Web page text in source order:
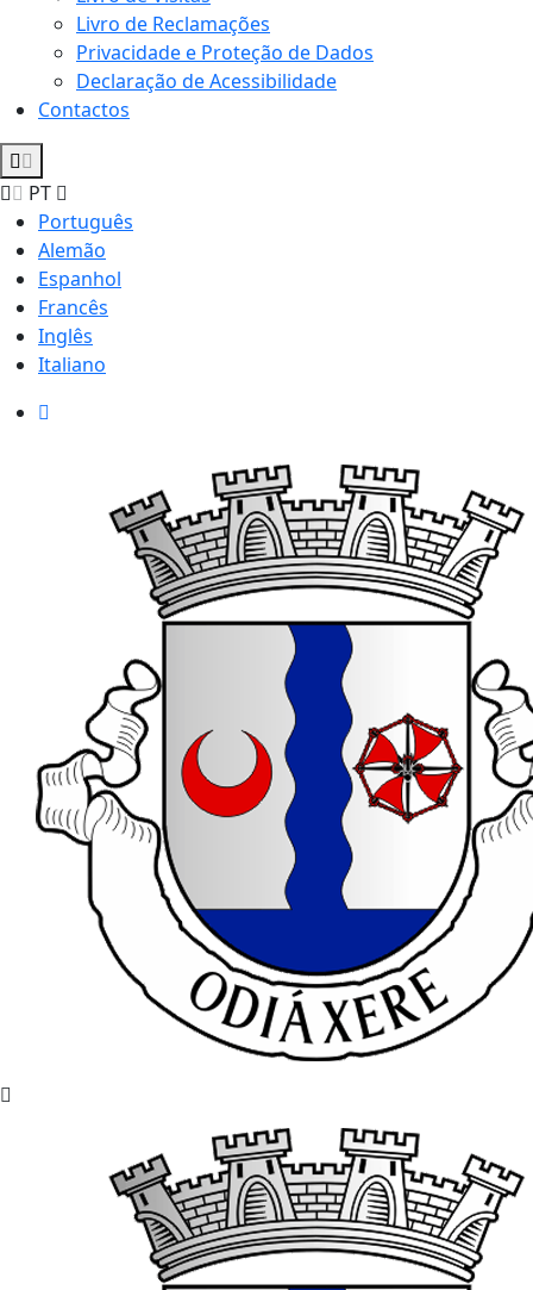
Livro de Reclamações
Privacidade e Proteção de Dados
Declaração de Acessibilidade
Contactos
PT
Português
Alemão
Espanhol
Francês
Inglês
Italiano